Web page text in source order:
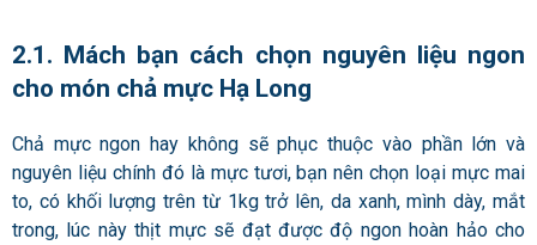
2.1. Mách bạn cách chọn nguyên liệu ngon
cho món chả mực Hạ Long
Chả mực ngon hay không sẽ phục thuộc vào phần lớn và
nguyên liệu chính đó là mực tươi, bạn nên chọn loại mực mai
to, có khối lượng trên từ 1kg trở lên, da xanh, mình dày, mắt
trong, lúc này thịt mực sẽ đạt được độ ngon hoàn hảo cho